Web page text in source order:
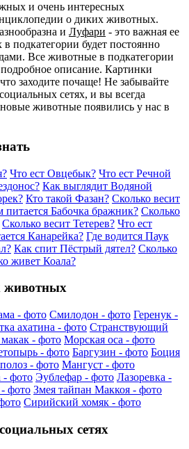
и очень интересных
о диких животных.
и Луфари - это важная ее
подкатегории будет постоянно
Все животные в подкатегории
описание. Картинки
заходите почаще! Не забывайте
сетях, и вы всегда
животные появились у нас в
Что ест Овцебык? Что ест Речной
Как выглядит Водяной
Кто такой Фазан? Сколько весит
питается Бабочка бражник? Сколько
Сколько весит Тетерев? Что ест
Канарейка? Где водится Паук
Как спит Пёстрый дятел? Сколько
живет Коала?
животных
- фото Смилодон - фото Геренук -
ахатина - фото Странствующий
- фото Морская оса - фото
- фото Баргузин - фото Боция
- фото Мангуст - фото
- фото Эублефар - фото Лазоревка -
фото Змея тайпан Маккоя - фото
Сирийский хомяк - фото
сетях